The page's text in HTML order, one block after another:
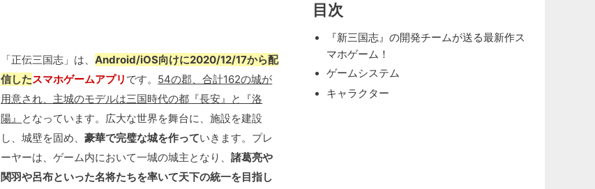
「正伝三国志」は、Android/iOS向けに2020/12/17から配
信したスマホゲームアプリ です。 54の郡、合計162の城が
用意され、主城のモデルは三国時代の都『長安』と『洛
陽』 となっています。広大な世界を舞台に、施設を建設
し、城壁を固め、豪華で完璧な城を作っていきます。プレ
ーヤーは、ゲーム内において一城の城主となり、諸葛亮や
関羽や呂布といった名将たちを率いて天下の統一を目指し
目次
『新三国志』の開発チームが送る最新作ス
マホゲーム！
ゲームシステム
キャラクター